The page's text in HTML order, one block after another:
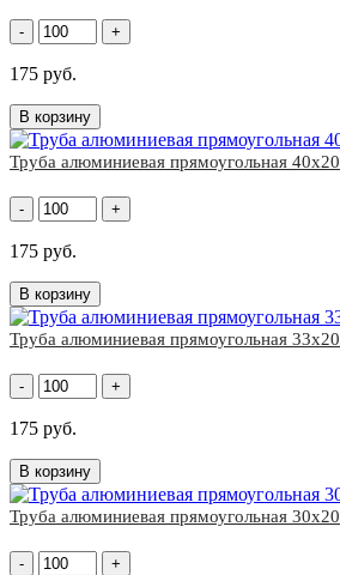
- +
175 руб.
В корзину
Труба алюминиевая прямоугольная 40х20
- +
175 руб.
В корзину
Труба алюминиевая прямоугольная 33x20
- +
175 руб.
В корзину
Труба алюминиевая прямоугольная 30х20
- +